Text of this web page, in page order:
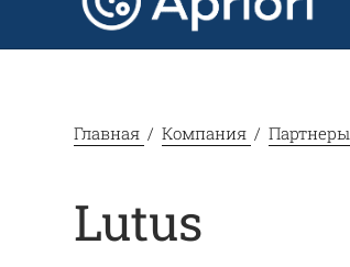
Главная Компания Партнеры
Lutus